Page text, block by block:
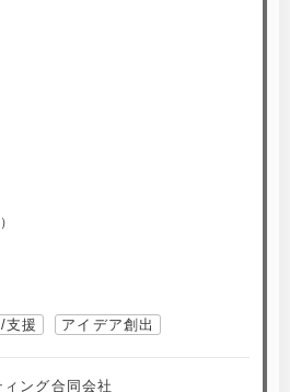
支援 アイデア創出
ング合同会社